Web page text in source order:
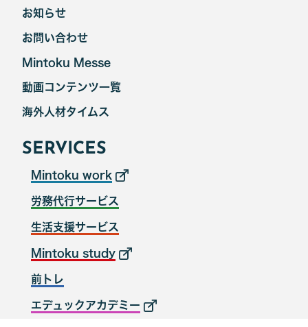
お知らせ
お問い合わせ
Mintoku Messe
海外人材タイムス
動画コンテンツ一覧
SERVICES
Mintoku work
労務代行サービス
生活支援サービス
Mintoku study
前トレ
エデュックアカデミー